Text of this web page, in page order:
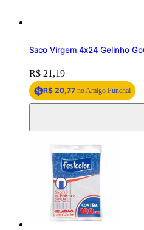
Saco Virgem 4x24 Gelinho
Price:
R$ 21,19
R$ 20,77 no Amigo Funchal